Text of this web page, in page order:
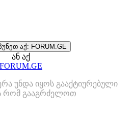
აქ: FORUM.GE
ან აქ
FORUM.GE
უნდა იყოს გააქტიურებული
რომ გააგრძელოთ